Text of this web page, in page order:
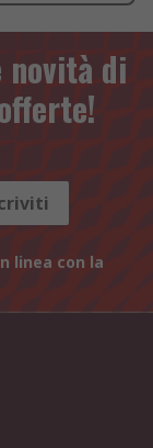
novità di
linea con la